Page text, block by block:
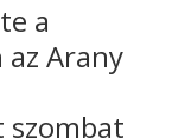
a
Arany
szombat